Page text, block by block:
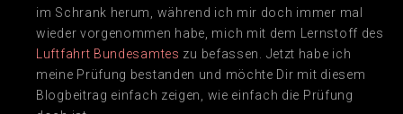
im Schrank herum, während ich mir doch immer mal
wieder vorgenommen habe, mich mit dem Lernstoff des
Luftfahrt Bundesamtes zu befassen. Jetzt habe ich
meine Prüfung bestanden und möchte Dir mit diesem
Blogbeitrag einfach zeigen, wie einfach die Prüfung